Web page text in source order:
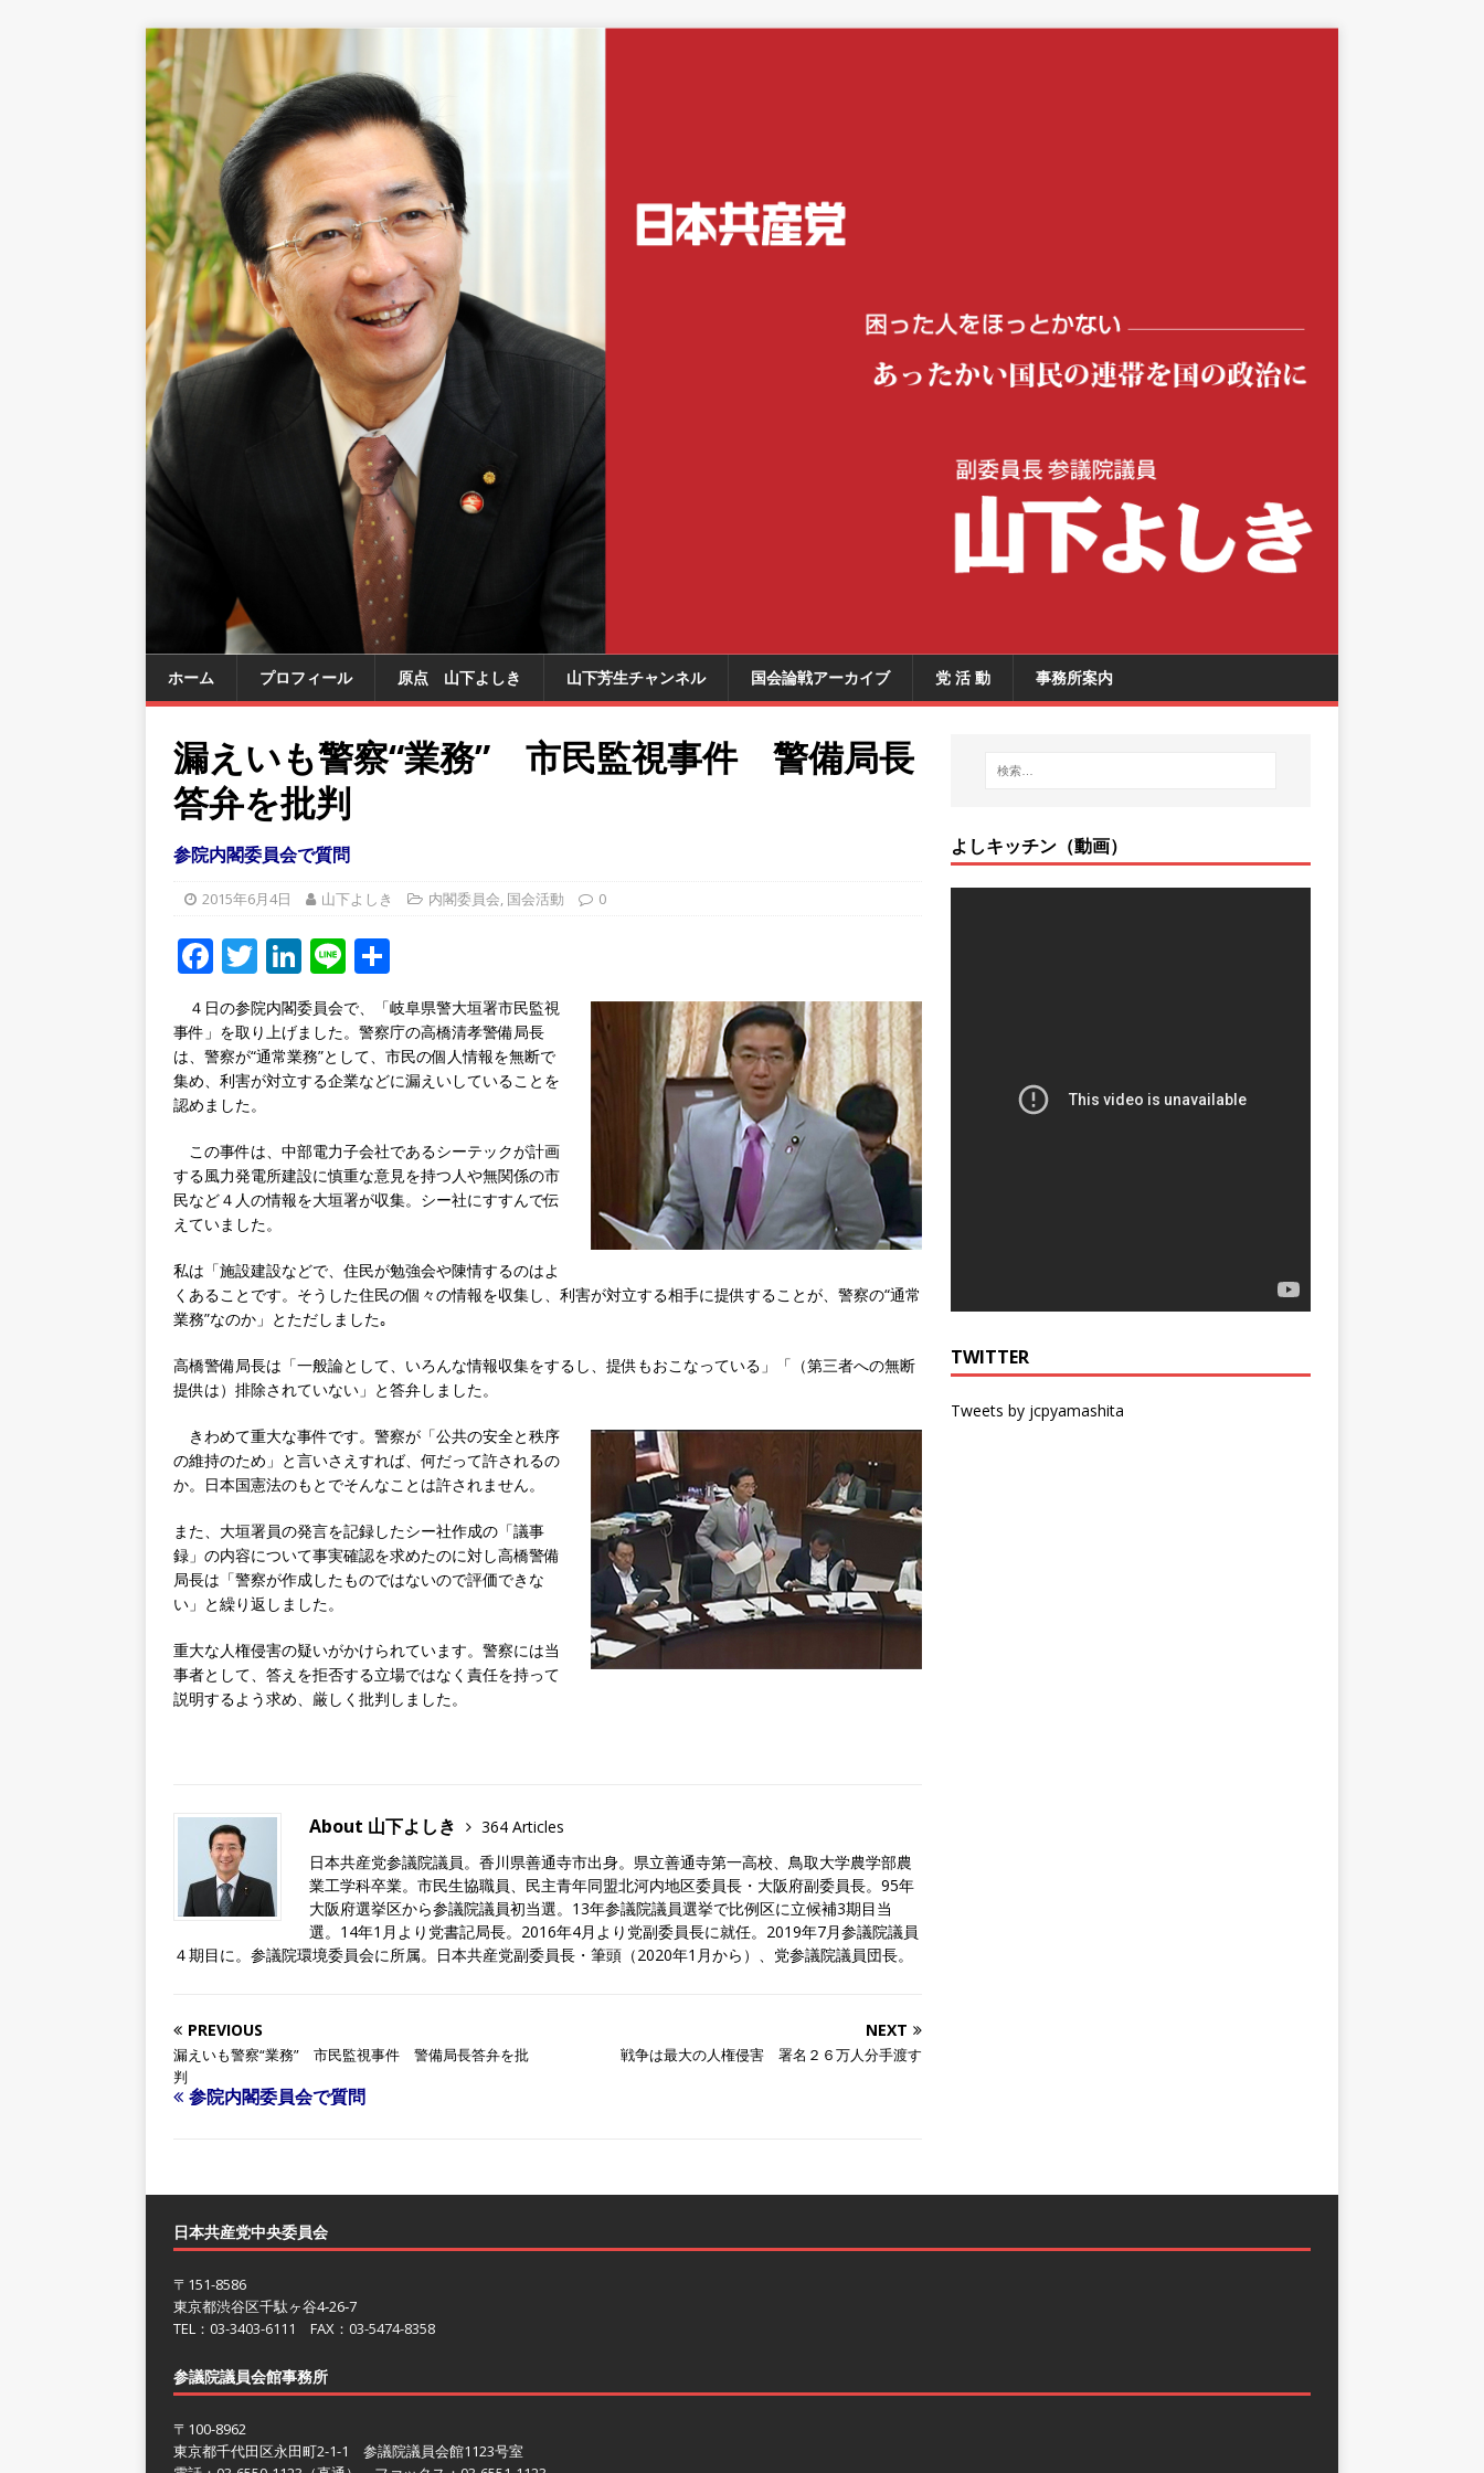
ホーム プロフィール 原点 山下よしき 山下芳生チャンネル 国会論戦アーカイブ 党 活 動 事務所案内
漏えいも警察“業務” 市民監視事件 警備局長
答弁を批判
参院内閣委員会で質問
2015年6月4日 山下よしき 内閣委員会, 国会活動 0
F
a
c
e
b
o
o
k
T
w
it
te
r
Li
n
k
e
dI
n
Li
n
e
有
４日の参院内閣委員会で、「岐阜県警大垣署市民監視
事件」を取り上げました。警察庁の高橋清孝警備局長
は、警察が“通常業務”として、市民の個人情報を無断で
集め、利害が対立する企業などに漏えいしていることを
認めました。
この事件は、中部電力子会社であるシーテックが計画
する風力発電所建設に慎重な意見を持つ人や無関係の市
民など４人の情報を大垣署が収集。シー社にすすんで伝
えていました。
私は「施設建設などで、住民が勉強会や陳情するのはよ
くあることです。そうした住民の個々の情報を収集し、利害が対立する相手に提供することが、警察の“通常
業務”なのか」とただしました｡
高橋警備局長は「一般論として、いろんな情報収集をするし、提供もおこなっている」「（第三者への無断
提供は）排除されていない」と答弁しました。
きわめて重大な事件です。警察が「公共の安全と秩序
の維持のため」と言いさえすれば、何だって許されるの
か。日本国憲法のもとでそんなことは許されません。
また、大垣署員の発言を記録したシー社作成の「議事
録」の内容について事実確認を求めたのに対し高橋警備
局長は「警察が作成したものではないので評価できな
い」と繰り返しました。
重大な人権侵害の疑いがかけられています。警察には当
事者として、答えを拒否する立場ではなく責任を持って
説明するよう求め、厳しく批判しました。
About 山下よしき
364 Articles
日本共産党参議院議員。香川県善通寺市出身。県立善通寺第一高校、鳥取大学農学部農
業工学科卒業。市民生協職員、民主青年同盟北河内地区委員長・大阪府副委員長。95年
大阪府選挙区から参議院議員初当選。13年参議院議員選挙で比例区に立候補3期目当
選。14年1月より党書記局長。2016年4月より党副委員長に就任。2019年7月参議院議員
４期目に。参議院環境委員会に所属。日本共産党副委員長・筆頭（2020年1月から）、党参議院議員団長。
PREVIOUS
漏えいも警察“業務” 市民監視事件 警備局長答弁を批
判
参院内閣委員会で質問
NEXT
戦争は最大の人権侵害 署名２６万人分手渡す
よしキッチン（動画）
TWITTER
Tweets by jcpyamashita
日本共産党中央委員会
〒151-8586
東京都渋谷区千駄ヶ谷4‐26‐7
TEL： 03-3403-6111 FAX： 03-5474-8358
参議院議員会館事務所
〒100-8962
東京都千代田区永田町2-1-1 参議院議員会館1123号室